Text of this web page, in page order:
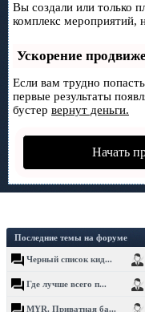
Вы создали или только
комплекс мероприятий,
Ускорение
Если вам трудно
первые результаты
бустер вернут деньги.
Начать
Последние темы на форуме
Черный список кид...
Где лучше всего п...
MYR. Приватная ба...